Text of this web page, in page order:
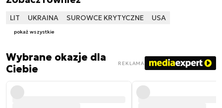
LIT UKRAINA SUROWCE KRYTYCZNE USA
pokaż wszystkie
Wybrane okazje dla
Ciebie
REKLAMA